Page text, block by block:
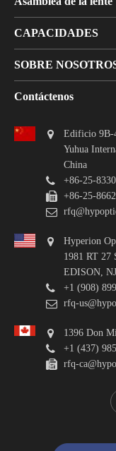
CAPACIDADES
SOBRE
Contáctenos
Edificio 9B-
Yuhua
China
+86-25-
+86-25-
Hyperion
1981 RT 27
EDISON,
+1 (908)
rfq-
1396 Don
+1 (437)
rfq-